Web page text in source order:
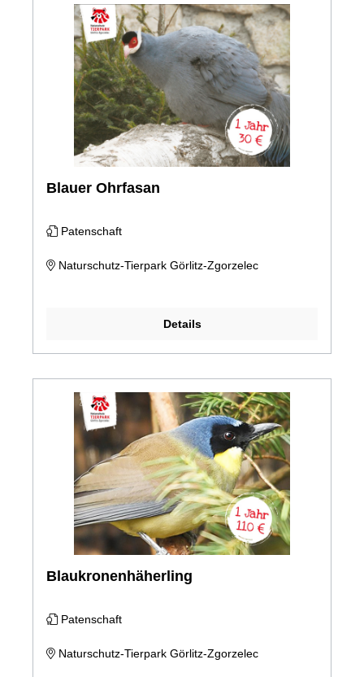
Blauer Ohrfasan
Patenschaft
Naturschutz-Tierpark Görlitz-Zgorzelec
Details
Blaukronenhäherling
Patenschaft
Naturschutz-Tierpark Görlitz-Zgorzelec